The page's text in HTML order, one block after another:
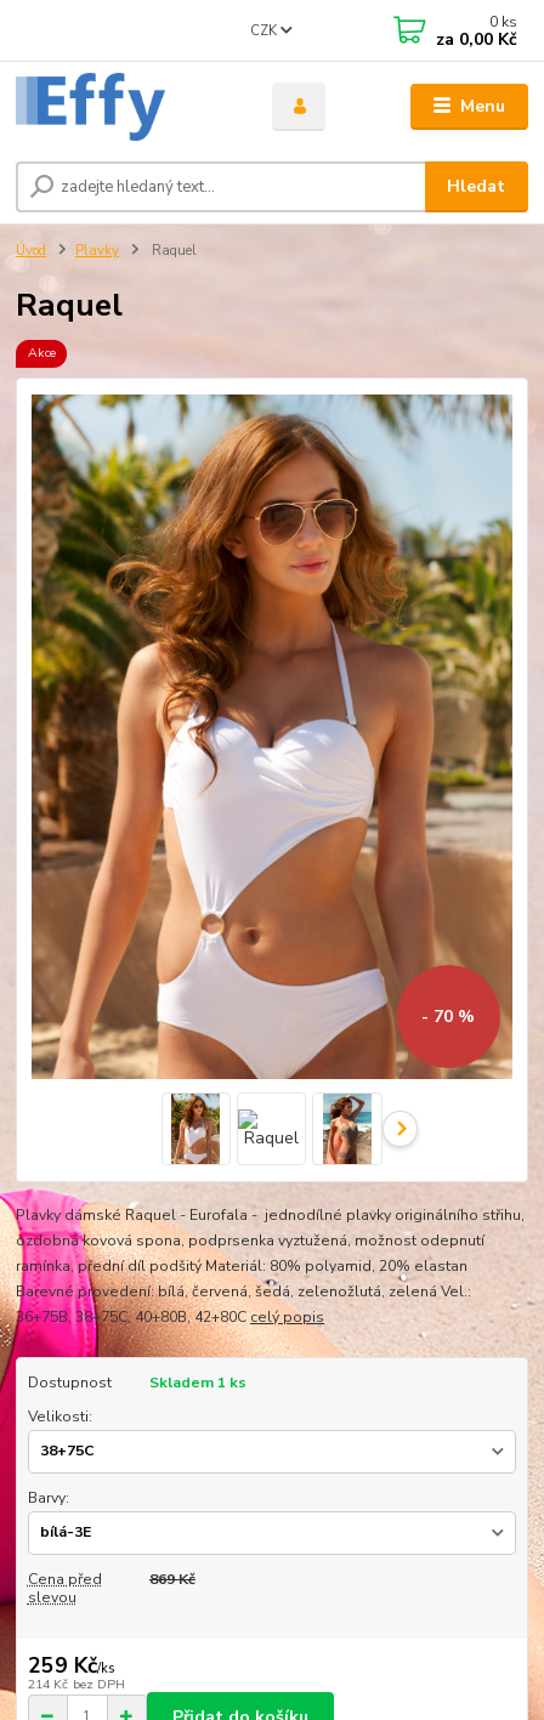
Menu
CZK
Hledat
0 ks
za 0,00 Kč
Úvod Plavky Raquel
Raquel
Akce
- 70 %
Plavky dámské Raquel - Eurofala - jednodílné plavky originálního střihu,
ozdobná kovová spona, podprsenka vyztužená, možnost odepnutí
ramínka, přední díl podšitý Materiál: 80% polyamid, 20% elastan
Barevné provedení: bílá, červená, šedá, zelenožlutá, zelená Vel.:
36+75B, 38+75C, 40+80B, 42+80Ccelý popis
Dostupnost
Skladem 1 ks
Velikosti:
Barvy:
Cena před
slevou
869 Kč
259 Kč/ks
214 Kč bez DPH